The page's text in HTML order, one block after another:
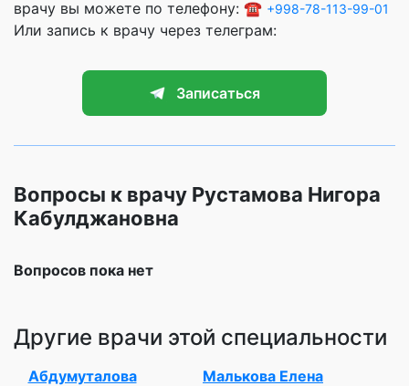
врачу вы можете по телефону: ☎️ +998-78-113-99-01
Или запись к врачу через телеграм:
Записаться
Вопросы к врачу Рустамова Нигора
Кабулджановна
Вопросов пока нет
Другие врачи этой специальности
Абдумуталова
Малькова Елена